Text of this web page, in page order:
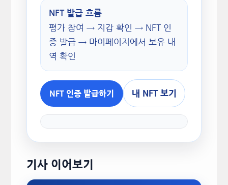
NFT 발급 흐름
평가 참여 → 지갑 확인 → NFT 인
증 발급 → 마이페이지에서 보유 내
역 확인
NFT 인증 발급하기 내 NFT 보기
기사 이어보기